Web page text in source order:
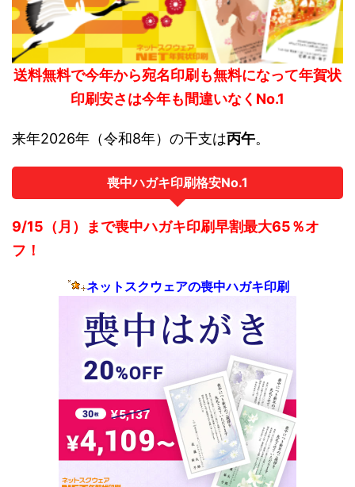
送料無料で今年から宛名印刷も無料になって年賀状
印刷安さは今年も間違いなくNo.1
来年2026年（令和8年）の干支は丙午。
喪中ハガキ印刷格安No.1
9/15（月）まで喪中ハガキ印刷早割最大65％オ
フ！
ネットスクウェアの喪中ハガキ印刷